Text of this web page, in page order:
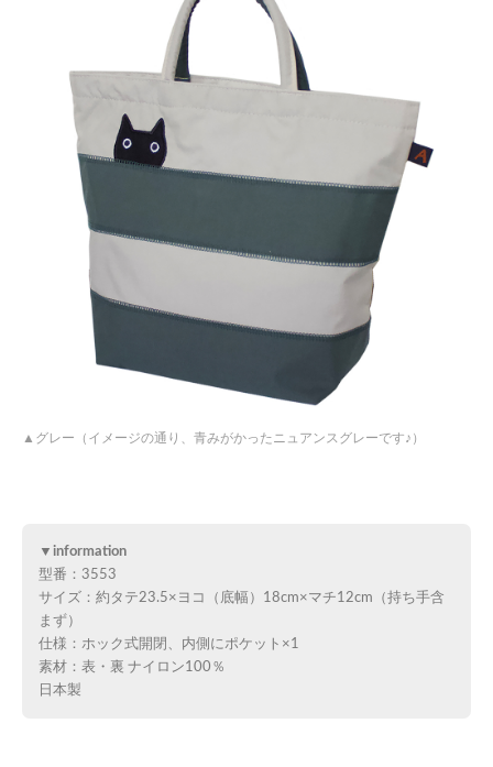
グレー（イメージの通り、青みがかったニュアンスグレーです♪）
▼information
型番：3553
サイズ：約タテ23.5×ヨコ（底幅）18cm×マチ12cm（持ち手含
まず）
仕様：ホック式開閉、内側にポケット×1
素材：表・裏 ナイロン100％
日本製